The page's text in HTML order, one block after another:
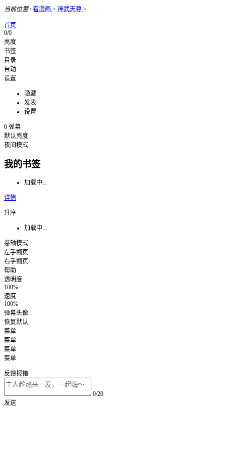
当前位置: 看漫画 > 神武天尊 >
首页
0/0
亮度
书签
目录
自动
设置
隐藏
发表
设置
0 弹幕
默认亮度
夜间模式
我的书签
加载中...
详情
升序
加载中...
卷轴模式
左手翻页
右手翻页
帮助
透明度
100%
速度
100%
弹幕头像
恢复默认
菜单
菜单
菜单
菜单
反馈报错
0/20
发送